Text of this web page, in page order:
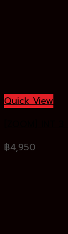
Quick View
฿4,950